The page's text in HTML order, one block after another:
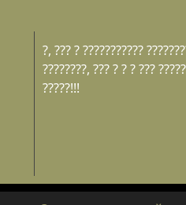
?, ??? ? ???????????
????????, ??? ? ? ? ???
?????!!!